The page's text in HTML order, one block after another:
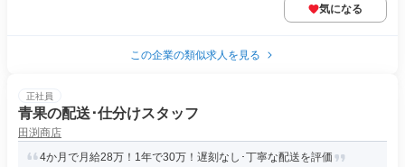
気になる
この企業の類似求人を見る
正社員
青果の配送･仕分けスタッフ
田渕商店
4か月で月給28万！1年で30万！遅刻なし･丁寧な配送を評価